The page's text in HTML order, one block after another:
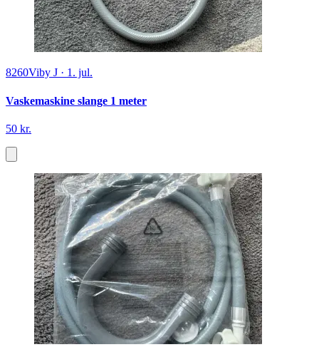
8260Viby J · 1. jul.
Vaskemaskine slange 1 meter
50 kr.